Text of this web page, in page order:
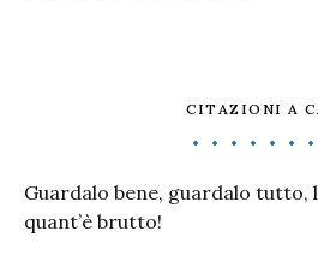
CITAZIONI A
Guardalo bene, guardalo tutto,
quant’è brutto!